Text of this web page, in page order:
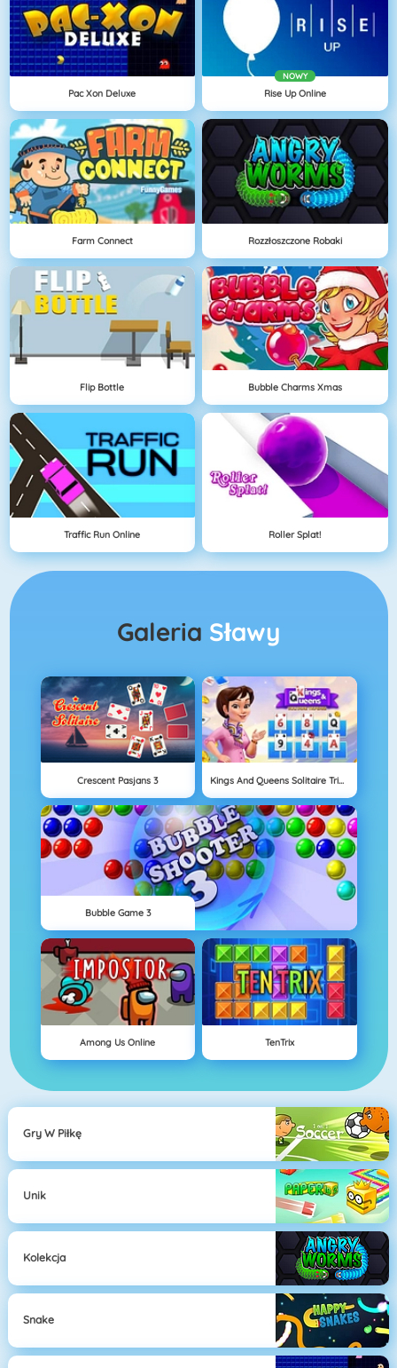
Pac Xon Deluxe
NOWY
Rise Up Online
Farm Connect Rozzłoszczone Robaki
Flip Bottle Bubble Charms Xmas
Traffic Run Online Roller Splat!
Galeria Sławy
Crescent Pasjans 3 Kings And Queens Solitaire Tripeaks
Bubble Game 3
Among Us Online TenTrix
Gry W Piłkę
Unik
Kolekcja
Snake